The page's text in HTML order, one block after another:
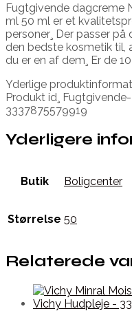
Fugtgivende dagcreme
ml 50 ml er et
personer¸ Der passer
den bedste kosmetik til,
du er en af dem¸ Er de
Yderlige
Produkt id¸
3337875579919
Yderligere
Butik Boligcenter
Størrelse 50
Relaterede